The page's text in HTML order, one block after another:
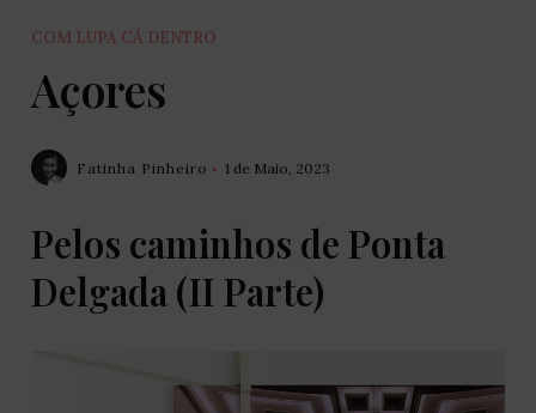
COM LUPA CÁ DENTRO
Açores
Fatinha Pinheiro 1 de Maio, 2023
Pelos caminhos de Ponta
Delgada (II Parte)